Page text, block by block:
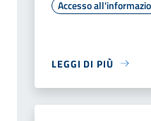
Accesso
LEGGI DI PIÙ